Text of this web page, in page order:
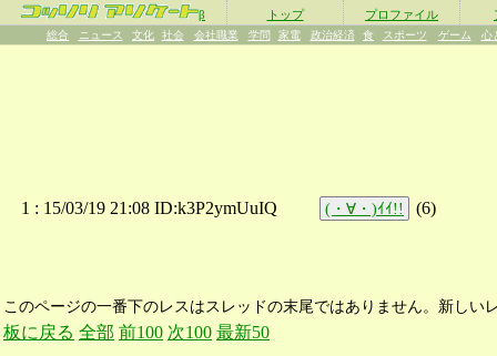
β トップ プロファイル
総合 ニュース 文化 社会 会社職業 学問 家電 政治経済 食 スポーツ ゲーム 心
1 : 15/03/19 21:08 ID:k3P2ymUuIQ (・∀・)ｲｲ!! (6)
このページの一番下のレスはスレッドの末尾ではありません。新し
板に戻る 全部 前100 次100 最新50